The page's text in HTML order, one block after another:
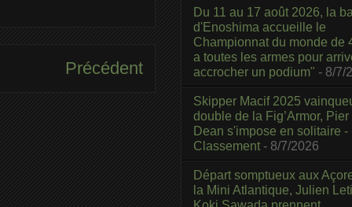
Précédent
Du 11 au 17 août 2026, la
d'Enoshima accueille le
Championnat du monde de
a toutes les armes pour
accrocher un podium" - 8/7/
Skipper Macif 2025
double de la Fig’Armor,
Dean s'impose en solitaire -
Classement - 8/7/2026
Départ somptueux aux
la Mini Atlantique, Julien